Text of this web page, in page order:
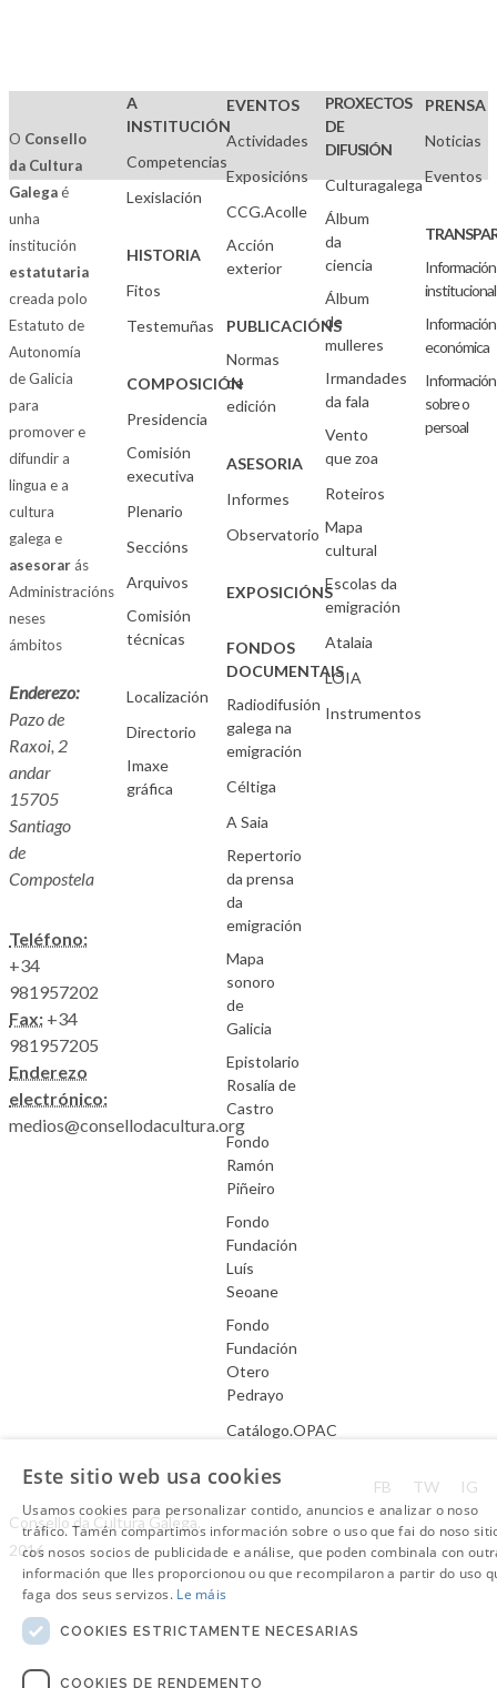
O Consello
da Cultura
Galegaé
unha
institución
estatutaria
creada polo
Estatuto de
Autonomía
de Galicia
para
promover e
difundir a
lingua e a
cultura
galega e
asesorarás
Administracións
neses
ámbitos
Enderezo:
Pazo de
Raxoi, 2
andar
15705
Santiago
de
Compostela
Teléfono:
+34
981957202
Fax: +34
981957205
Enderezo
electrónico:
medios@consellodacultura.org
A
INSTITUCIÓN
Competencias
Lexislación
HISTORIA
Fitos
Testemuñas
COMPOSICIÓN
Presidencia
Comisión
executiva
Plenario
Seccións
Arquivos
Comisión
técnicas
Localización
Directorio
Imaxe
gráfica
EVENTOS
Actividades
Exposicións
CCG.Acolle
Acción
exterior
PUBLICACIÓNS
Normas
de
edición
ASESORIA
Informes
Observatorio
EXPOSICIÓNS
FONDOS
DOCUMENTAIS
Radiodifusión
galega na
emigración
Céltiga
A Saia
Repertorio
da prensa
da
emigración
Mapa
sonoro
de
Galicia
Epistolario
Rosalía de
Castro
Fondo
Ramón
Piñeiro
Fondo
Fundación
Luís
Seoane
Fondo
Fundación
Otero
Pedrayo
Catálogo.OPAC
PROXECTOS
DE
DIFUSIÓN
Culturagalega
Álbum
da
ciencia
Álbum
de
mulleres
Irmandades
da fala
Vento
que zoa
Roteiros
Mapa
cultural
Escolas da
emigración
Atalaia
LOIA
Instrumentos
PRENSA
Noticias
Eventos
Información
institucional
Información
económica
Información
sobre o
persoal
Aviso Legal
Consello da Cultura Galega.
2016
FB TW IG
Este sitio web usa cookies
Usamos cookies para personalizar contido, anuncios e analizar o noso
tráfico. Tamén compartimos información sobre o uso que fai do noso
cos nosos socios de publicidade e análise, que poden combinala con
información que lles proporcionou ou que recompilaron a partir do uso
faga dos seus servizos. Le máis
COOKIES ESTRICTAMENTE NECESARIAS
COOKIES DE RENDEMENTO